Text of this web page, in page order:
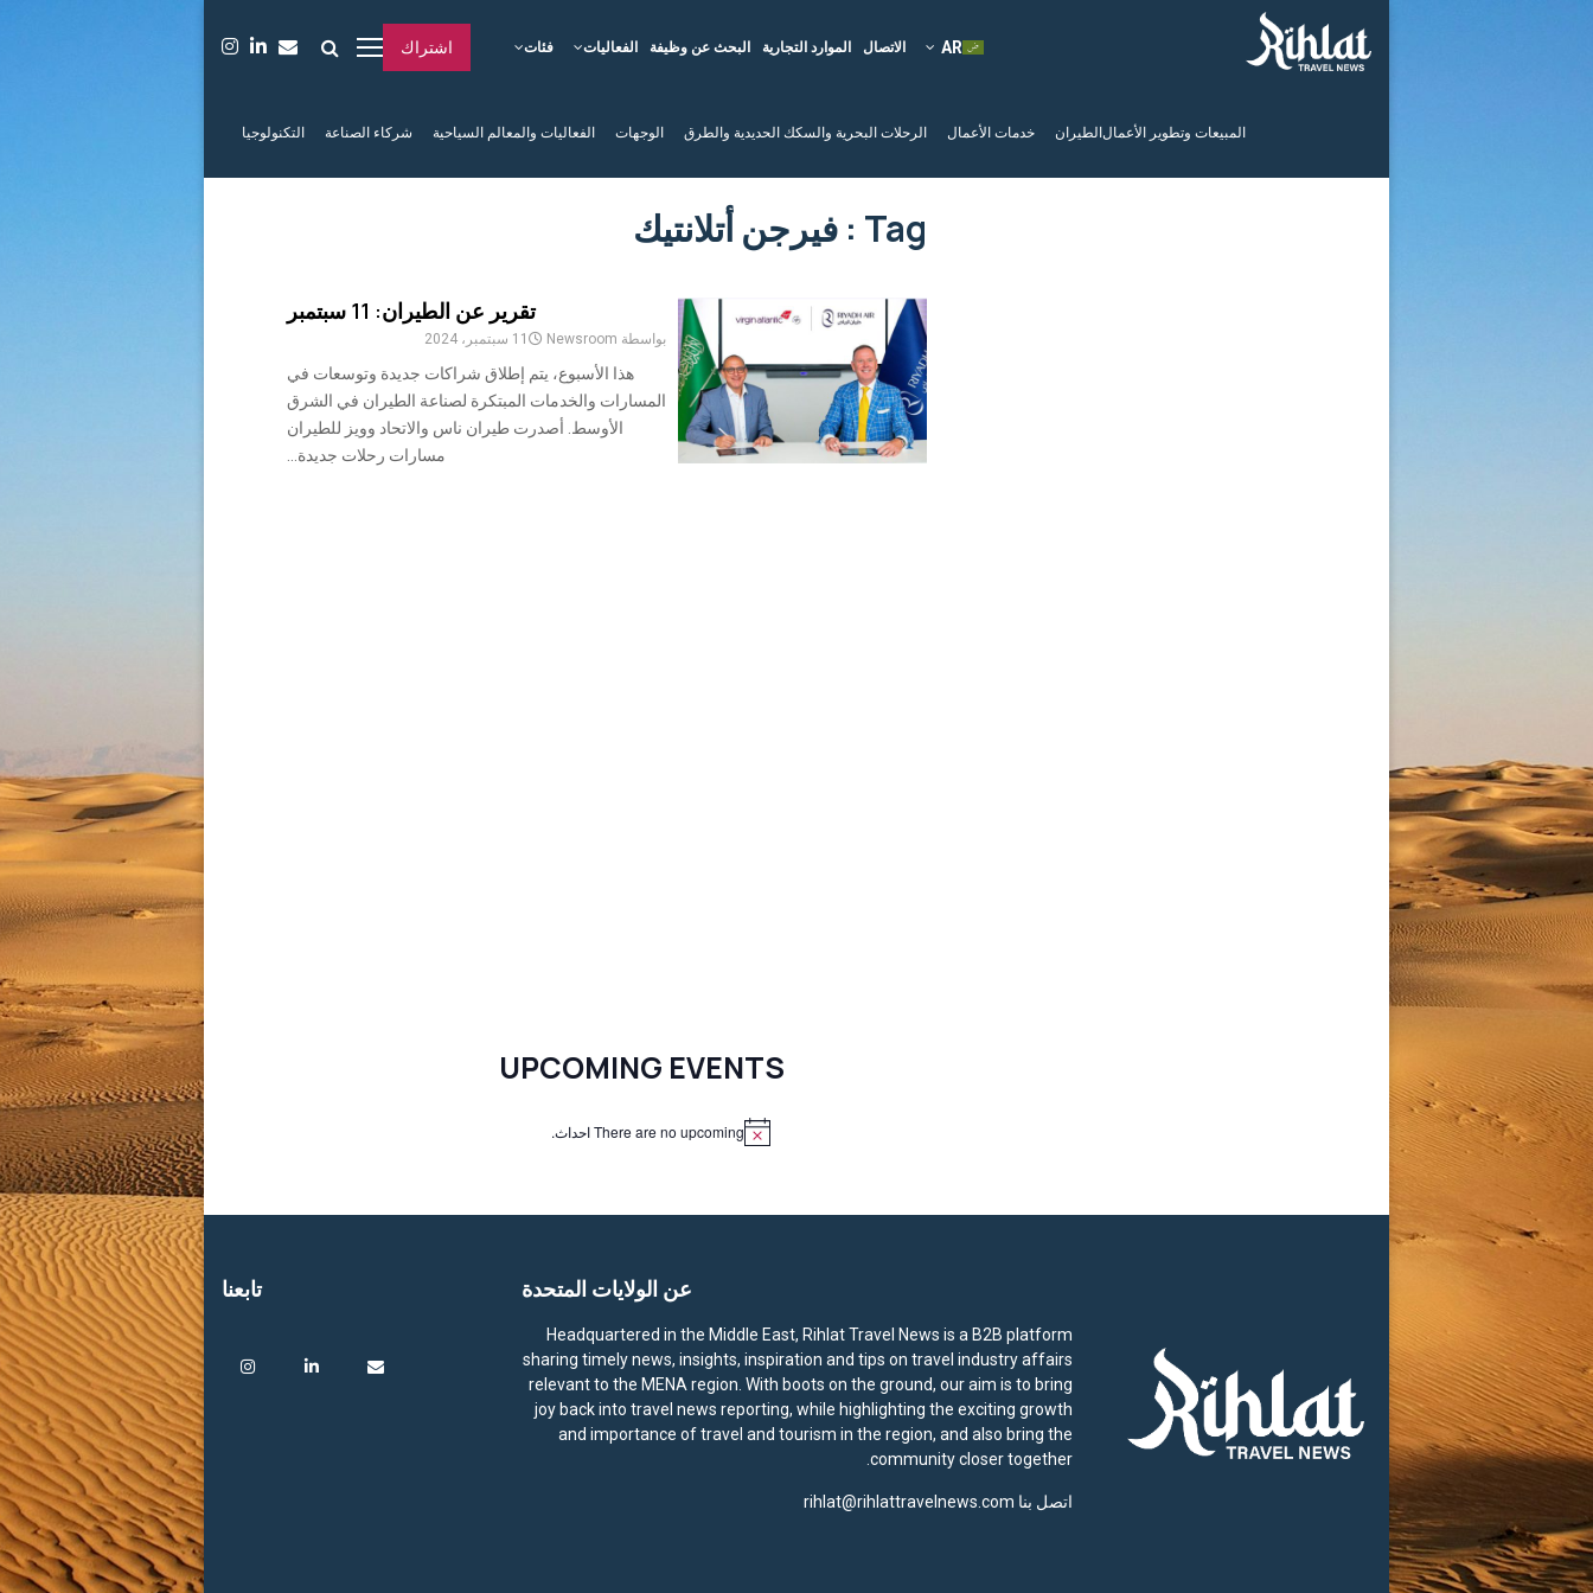
فئات الفعاليات البحث عن وظيفة الموارد التجارية الاتصال اشتراك
المبيعات وتطوير الأعمال الطيران خدمات الأعمال الرحلات البحرية والسكك الحديدية والطرق الوجهات الفعاليات والمعالم السياحية شركاء الصناعة التكنولوجيا
Tag : فيرجن أتلانتيك
تقرير عن الطيران: 11 سبتمبر
بواسطة Newsroom 11 سبتمبر، 2024
هذا الأسبوع، يتم إطلاق شراكات جديدة وتوسعات في
المسارات والخدمات المبتكرة لصناعة الطيران في الشرق
الأوسط. أصدرت طيران ناس والاتحاد وويز للطيران
مسارات رحلات جديدة...
UPCOMING EVENTS
c
There are no upcoming احداث.
عن الولايات المتحدة
Headquartered in the Middle East, Rihlat Travel News is a B2B platform
sharing timely news, insights, inspiration and tips on travel industry affairs
relevant to the MENA region. With boots on the ground, our aim is to bring
joy back into travel news reporting, while highlighting the exciting growth
and importance of travel and tourism in the region, and also bring the
community closer together.
اتصل بنا rihlat@rihlattravelnews.com
تابعنا